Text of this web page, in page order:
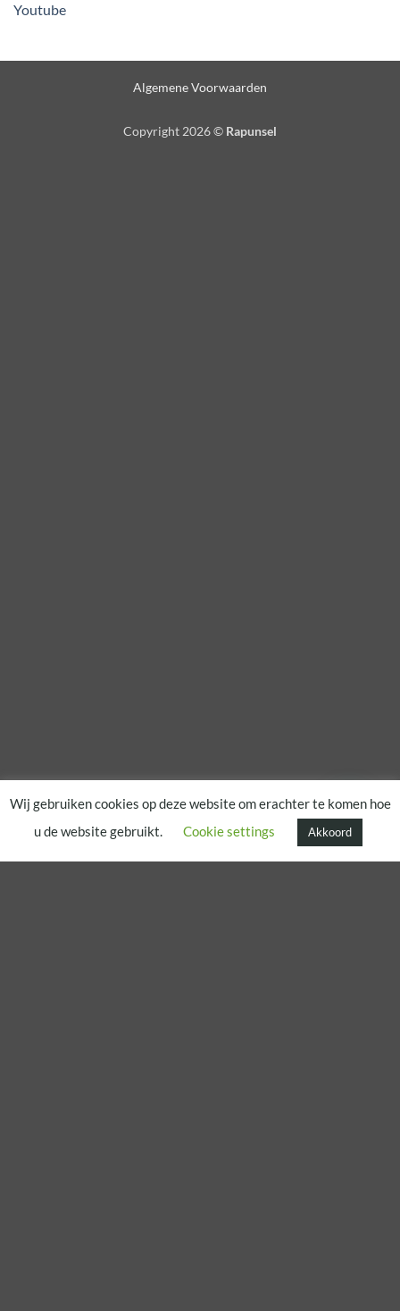
Youtube
Algemene Voorwaarden
Copyright 2026 © Rapunsel
Wij gebruiken cookies op deze website om erachter te komen hoe
u de website gebruikt.
Cookie settings Akkoord